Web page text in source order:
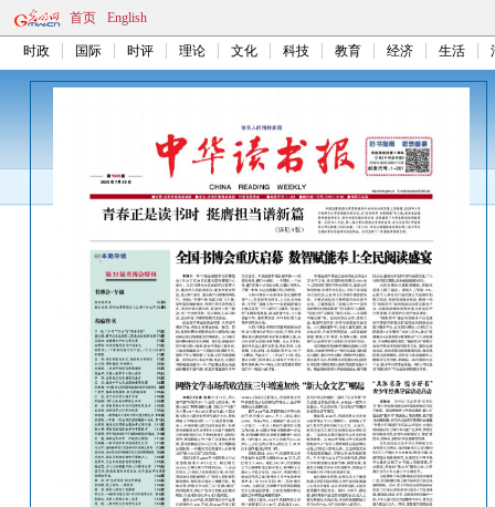
首页 English
时政 国际 时评 理论 文化 科技 教育 经济 生活